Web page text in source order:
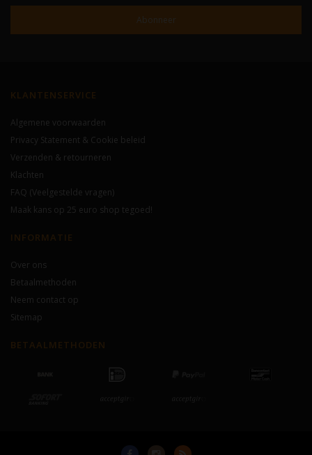
Abonneer
KLANTENSERVICE
Algemene voorwaarden
Privacy Statement & Cookie beleid
Verzenden & retourneren
Klachten
FAQ (Veelgestelde vragen)
Maak kans op 25 euro shop tegoed!
INFORMATIE
Over ons
Betaalmethoden
Neem contact op
Sitemap
BETAALMETHODEN